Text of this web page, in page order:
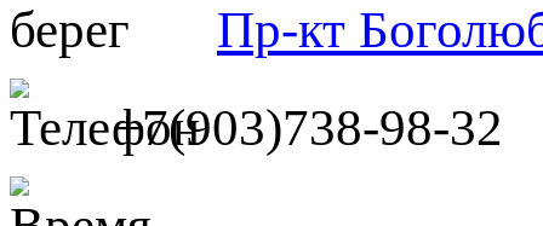
Пр-кт
+7(903)738-98-32